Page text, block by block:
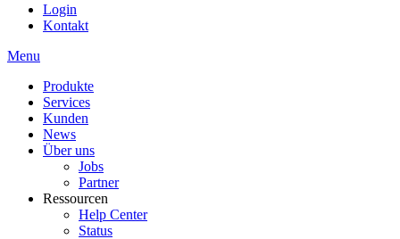
Login
Kontakt
Menu
Produkte
Services
Kunden
News
Über uns
Jobs
Partner
Ressourcen
Help Center
Status